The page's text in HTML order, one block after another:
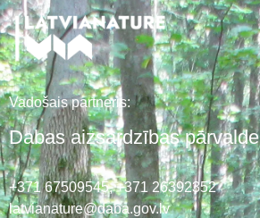
Vadošais partneris:
Dabas aizsardzības pārvalde
+371 67509545,+371 26392352
latvianature@daba.gov.lv